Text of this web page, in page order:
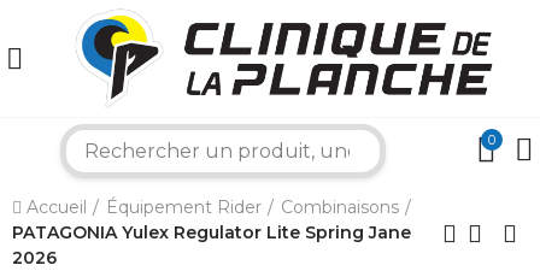
0
Accueil Équipement Rider
Combinaisons
PATAGONIA Yulex Regulator Lite Spring Jane
2026